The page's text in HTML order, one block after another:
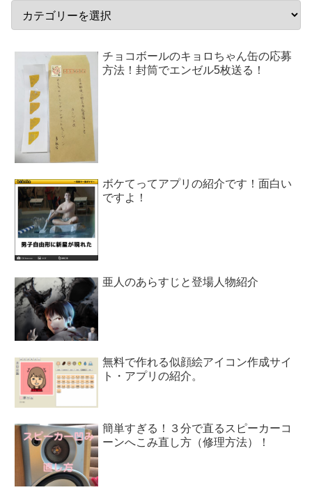
チョコボールのキョロちゃん缶の応募
方法！封筒でエンゼル5枚送る！
ボケてってアプリの紹介です！面白い
ですよ！
亜人のあらすじと登場人物紹介
無料で作れる似顔絵アイコン作成サイ
ト・アプリの紹介。
簡単すぎる！３分で直るスピーカーコ
ーンへこみ直し方（修理方法）！